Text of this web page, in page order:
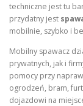
techniczne jest tu
przydatny jest
mobilnie, szybko i
Mobilny spawacz
prywatnych, jak i
pomocy przy
ogrodzeń, bram,
dojazdowi na